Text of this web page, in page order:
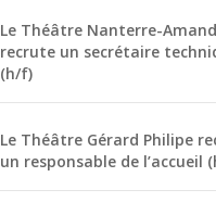
Le Théâtre Nanterre-
recrute un secrétaire
(h/f)
Le Théâtre Gérard Philipe
un responsable de l’accueil